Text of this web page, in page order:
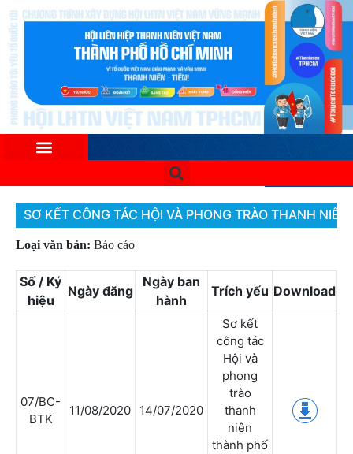
SƠ KẾT CÔNG TÁC HỘI VÀ PHONG TRÀO THANH
Loại văn bản: Báo cáo
Số / Ký
hiệu
Ngày đăng
Ngày ban
hành
Trích yếu Download
07/BC-
BTK
11/08/2020 14/07/2020
Sơ kết
công tác
Hội và
phong
trào
thanh
niên
thành phố